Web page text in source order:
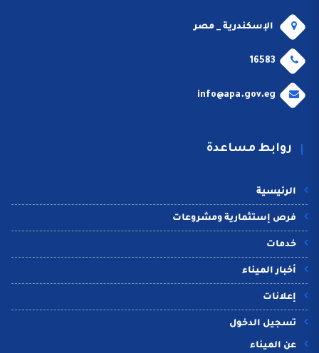
الإسكندرية _ مصر
16583
info@apa.gov.eg
روابط مساعدة
الرئيسية
فرص إستثمارية ومشروعات
خدمات
أخبار الميناء
إعلانات
تسجيل الدخول
عن الميناء